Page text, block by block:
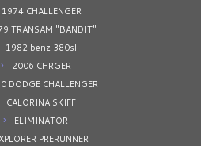
1974 CHALLENGER
TRANSAM "BANDIT"
1982 benz 380sl
2006 CHRGER
DODGE CHALLENGER
CALORINA SKIFF
ELIMINATOR
PRERUNNER